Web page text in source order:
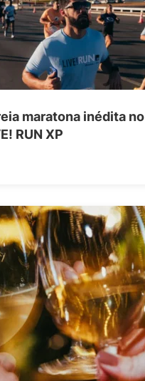
maratona inédita no
RUN XP